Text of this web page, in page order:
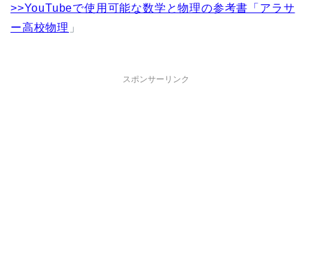
>>YouTubeで使用可能な数学と物理の参考書「アラサ
ー高校物理 」
スポンサーリンク